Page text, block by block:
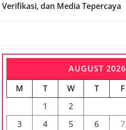
Verifikasi, dan Media Tepercaya
AUGUST 2026
M
T W T F
1
2
3
4 5 6 7